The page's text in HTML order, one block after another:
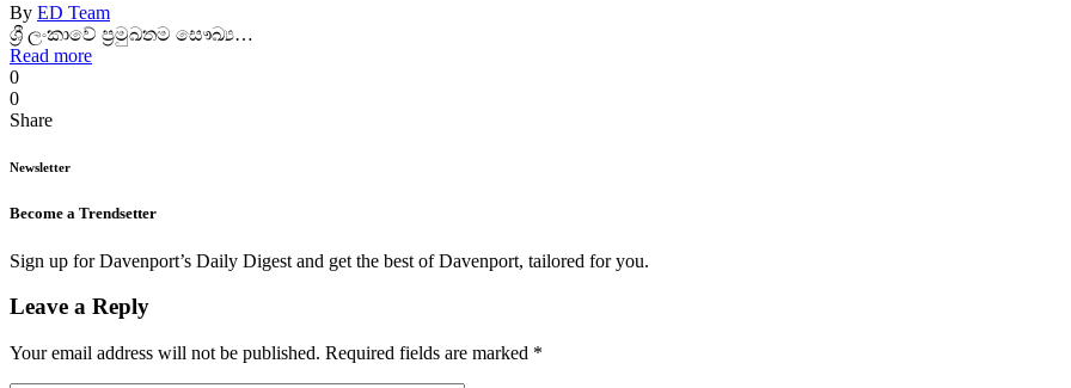
By ED Team
ශ්‍රී ලංකාවේ ප්‍රමුඛතම සෞඛ්‍ය…
Read more
0
0
Share
Newsletter
Become a Trendsetter
Sign up for Davenport’s Daily Digest and get the best of Davenport, tailored for you.
Leave a Reply
Your email address will not be published. Required fields are marked *